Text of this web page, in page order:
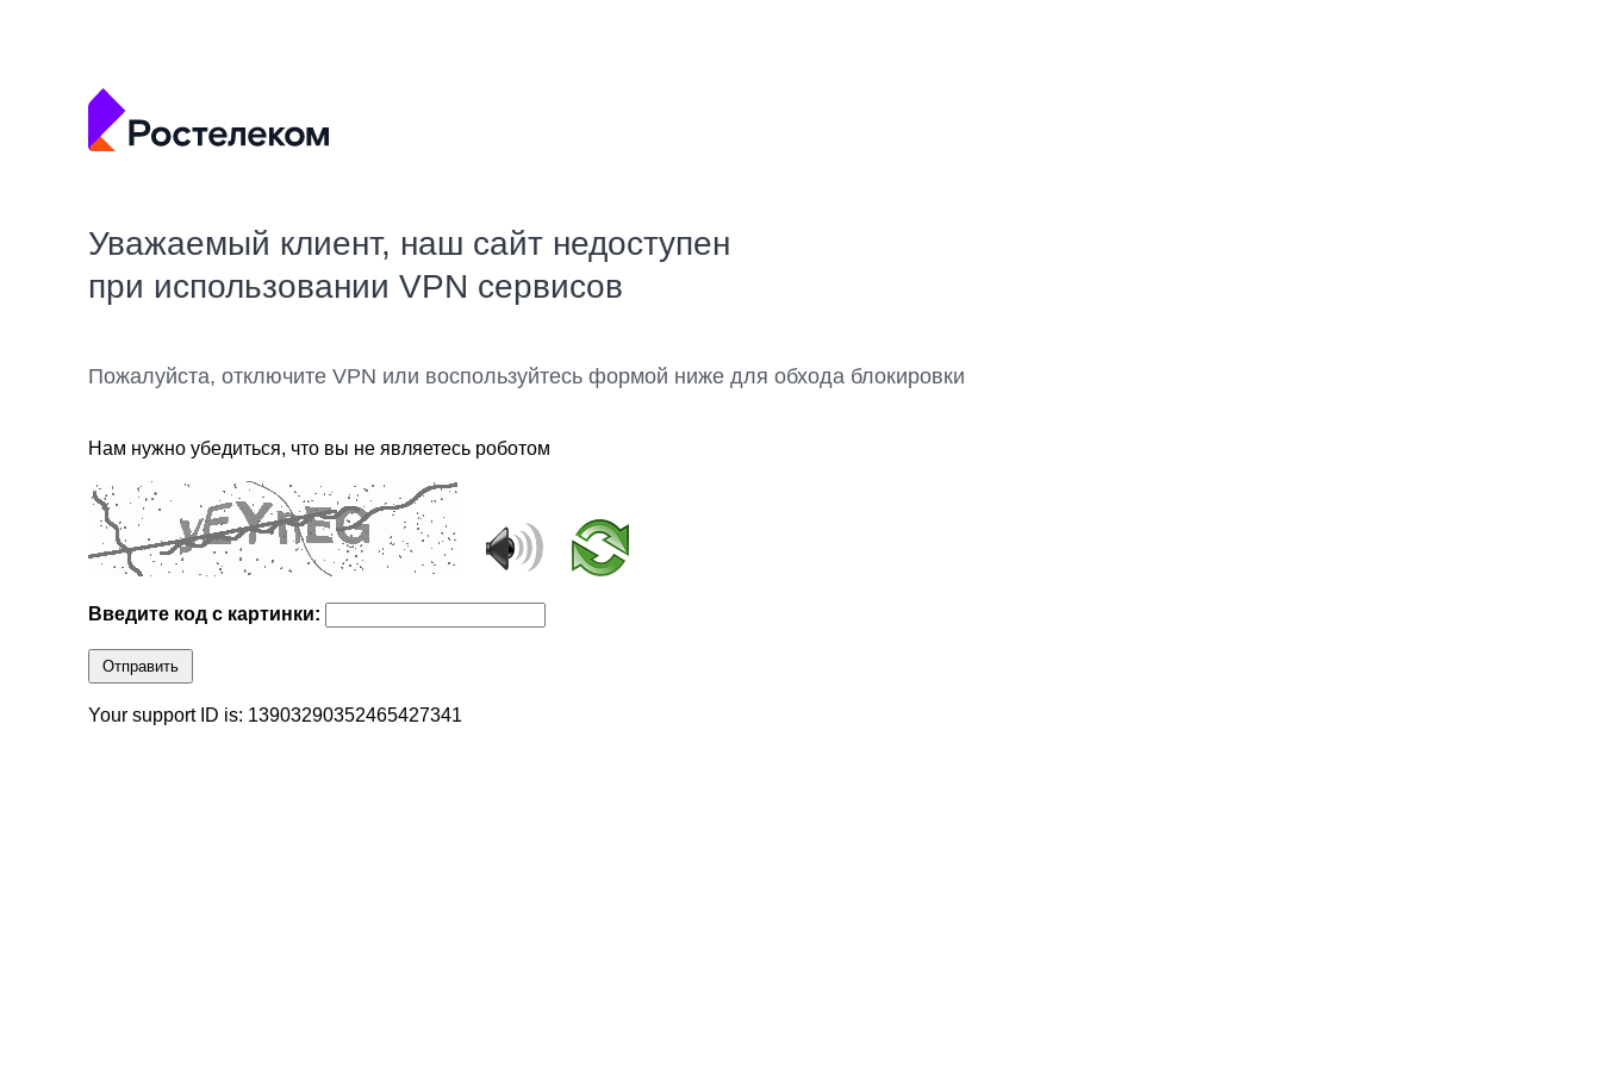
Уважаемый клиент, наш сайт недоступен
при использовании VPN сервисов
Пожалуйста, отключите VPN или воспользуйтесь формой ниже для обхода блокировки
Нам нужно убедиться, что вы не являетесь роботом
Введите код с картинки:
Отправить
Your support ID is: 13903290352465427341